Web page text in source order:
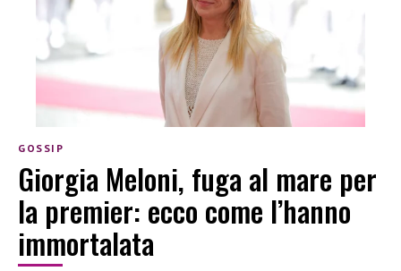
GOSSIP
Giorgia Meloni, fuga al mare per
la premier: ecco come l’hanno
immortalata